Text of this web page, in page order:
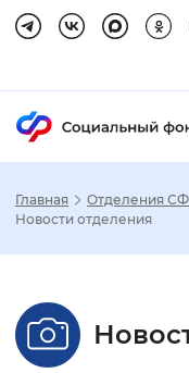
Главная Отделения
Новости отделения